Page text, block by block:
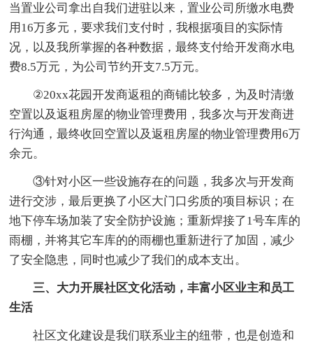
当置业公司拿出自我们进驻以来，置业公司所缴水电费
用16万多元，要求我们支付时，我根据项目的实际情
况，以及我所掌握的各种数据，最终支付给开发商水电
费8.5万元，为公司节约开支7.5万元。
②20xx花园开发商返租的商铺比较多，为及时清缴
空置以及返租房屋的物业管理费用，我多次与开发商进
行沟通，最终收回空置以及返租房屋的物业管理费用6万
余元。
③针对小区一些设施存在的问题，我多次与开发商
进行交涉，最后更换了小区大门口劣质的项目标识；在
地下停车场加装了安全防护设施；重新焊接了1号车库的
雨棚，并将其它车库的的雨棚也重新进行了加固，减少
了安全隐患，同时也减少了我们的成本支出。
三、大力开展社区文化活动，丰富小区业主和员工
生活
社区文化建设是我们联系业主的纽带，也是创造和